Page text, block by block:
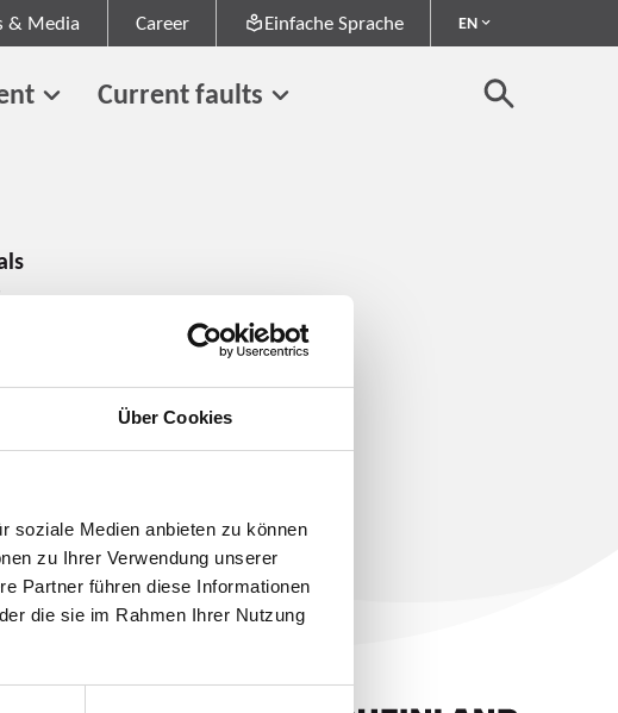
Über Cookies
soziale Medien anbieten zu können
zu Ihrer Verwendung unserer
Partner führen diese Informationen
die sie im Rahmen Ihrer Nutzung
& Media Career Einfache Sprache EN
Current faults